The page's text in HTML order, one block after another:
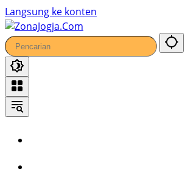
Langsung ke konten